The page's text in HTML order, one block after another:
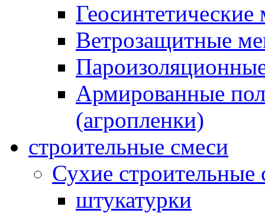
Геосинтетические
Ветрозащитные
Армированные
(агропленки)
строительные смеси
Сухие строительные
штукатурки